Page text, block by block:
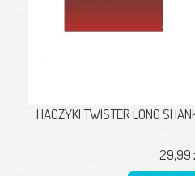
HACZYKI TWISTER LONG
29,99